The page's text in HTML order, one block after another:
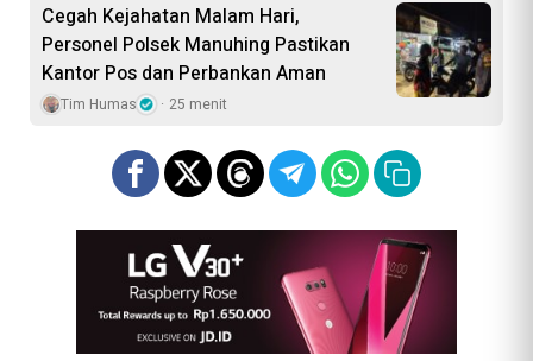
Cegah Kejahatan Malam Hari,
Personel Polsek Manuhing Pastikan
Kantor Pos dan Perbankan Aman
Tim Humas 25 menit